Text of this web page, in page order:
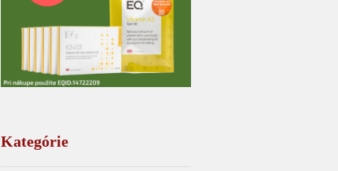
Kategórie